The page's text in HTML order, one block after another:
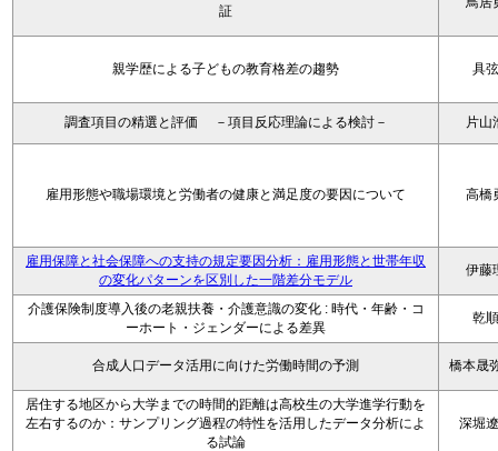
証
親学歴による子どもの教育格差の趨勢 具
調査項目の精選と評価 －項目反応理論による検討－ 片山
雇用形態や職場環境と労働者の健康と満足度の要因について 高橋
雇用保障と社会保障への支持の規定要因分析：雇用形態と世帯年収
の変化パターンを区別した一階差分モデル
伊藤
介護保険制度導入後の老親扶養・介護意識の変化 : 時代・年齢・コ
ーホート・ジェンダーによる差異
乾
合成人口データ活用に向けた労働時間の予測 橋本晟
居住する地区から大学までの時間的距離は高校生の大学進学行動を
左右するのか：サンプリング過程の特性を活用したデータ分析によ
る試論
深堀